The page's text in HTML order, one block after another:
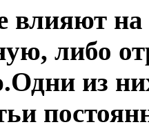
влияют на
либо
из